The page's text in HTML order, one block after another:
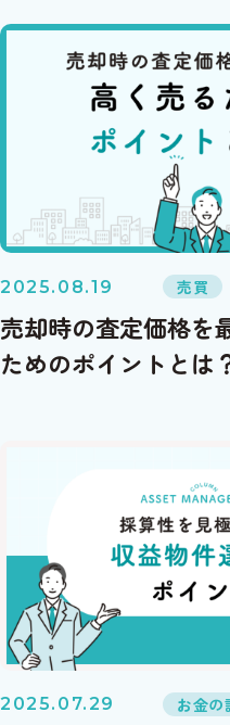
2025.08.19 売買
売却時の査定価格を
ためのポイントとは
2025.07.29 お金の